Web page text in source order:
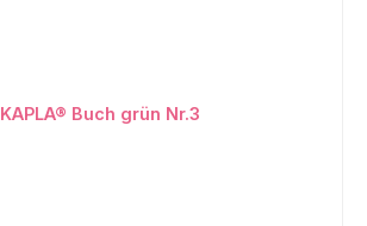
KAPLA® Buch grün Nr.3